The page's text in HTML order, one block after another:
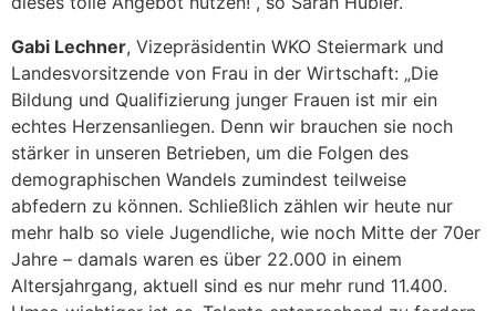
Gabi Lechner, Vizepräsidentin WKO Steiermark und
Landesvorsitzende von Frau in der Wirtschaft: „Die
Bildung und Qualifizierung junger Frauen ist mir ein
echtes Herzensanliegen. Denn wir brauchen sie noch
stärker in unseren Betrieben, um die Folgen des
demographischen Wandels zumindest teilweise
abfedern zu können. Schließlich zählen wir heute nur
mehr halb so viele Jugendliche, wie noch Mitte der 70er
Jahre – damals waren es über 22.000 in einem
Altersjahrgang, aktuell sind es nur mehr rund 11.400.